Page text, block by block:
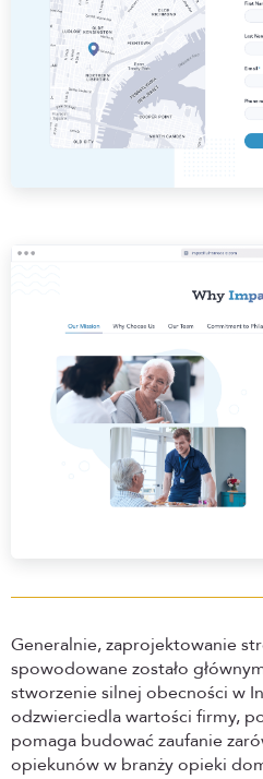
Generalnie, zaprojektowanie
spowodowane zostało
stworzenie silnej obecności w
odzwierciedla wartości firmy,
pomaga budować zaufanie
opiekunów w branży opieki